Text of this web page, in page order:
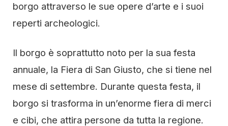
borgo attraverso le sue opere d’arte e i suoi
reperti archeologici.
Il borgo è soprattutto noto per la sua festa
annuale, la Fiera di San Giusto, che si tiene nel
mese di settembre. Durante questa festa, il
borgo si trasforma in un’enorme fiera di merci
e cibi, che attira persone da tutta la regione.